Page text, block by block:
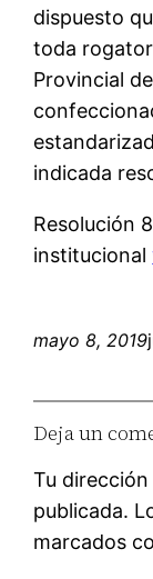
dispuesto
toda
Provincial
indicada
Resolución
institucional
mayo 8, 2019
Deja un
Tu
publicada.
marcados